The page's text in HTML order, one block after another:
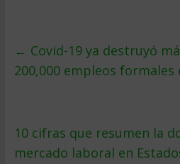
← Covid-19 ya destruyó
200,000 empleos formales
10 cifras que resumen la
mercado laboral en